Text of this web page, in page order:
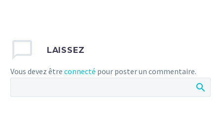
LAISSEZ
Vous devez être connecté pour poster un commentaire.